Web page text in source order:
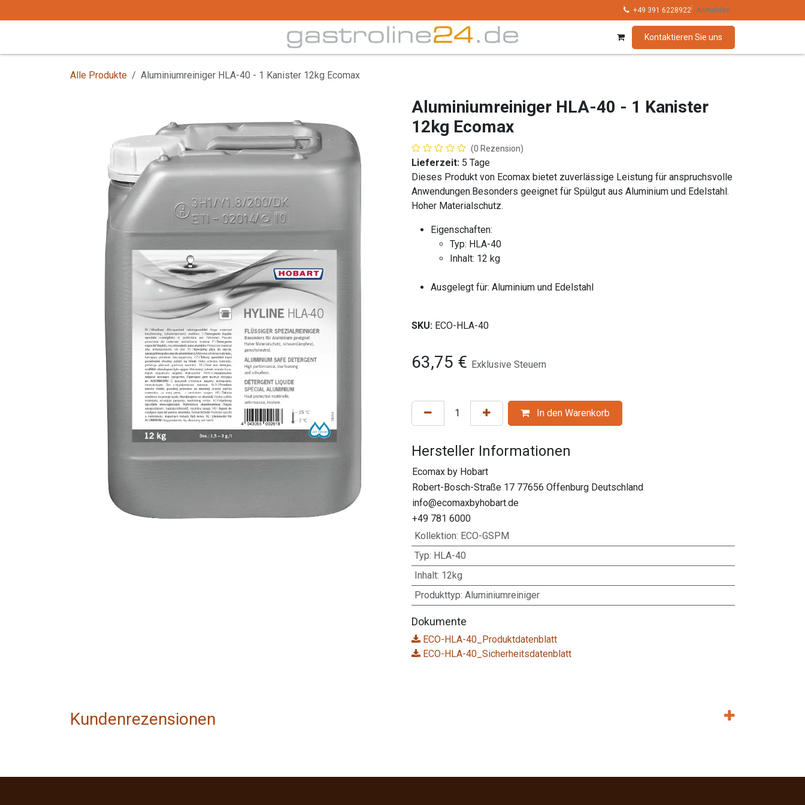
Kollektionen Marken
+49 391 6228922 Anmelden
Kontaktieren Sie uns
Alle Produkte Aluminiumreiniger HLA-40 - 1 Kanister 12kg Ecomax
Aluminiumreiniger HLA-40 - 1 Kanister
12kg Ecomax
(0 Rezension)
Lieferzeit: 5 Tage
Dieses Produkt von Ecomax bietet zuverlässige Leistung für anspruchsvolle
Anwendungen.Besonders geeignet für Spülgut aus Aluminium und Edelstahl.
Hoher Materialschutz.
Eigenschaften:
Typ: HLA-40
Inhalt: 12 kg
Ausgelegt für: Aluminium und Edelstahl
SKU: ECO-HLA-40
63,75 € Exklusive Steuern
In den Warenkorb
Hersteller Informationen
Ecomax by Hobart
Robert-Bosch-Straße 17 77656 Offenburg Deutschland
info@ecomaxbyhobart.de
+49 781 6000
Kollektion: ECO-GSPM
Typ: HLA-40
Inhalt: 12kg
Produkttyp: Aluminiumreiniger
Dokumente
ECO-HLA-40_Produktdatenblatt
ECO-HLA-40_Sicherheitsdatenblatt
Kundenrezensionen